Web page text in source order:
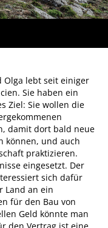
Olga lebt seit einiger
Sie haben ein
Ziel: Sie wollen die
damit dort bald neue
können, und auch
praktizieren.
eingesetzt. Der
sich dafür
Land an ein
für den Bau von
Geld könnte man